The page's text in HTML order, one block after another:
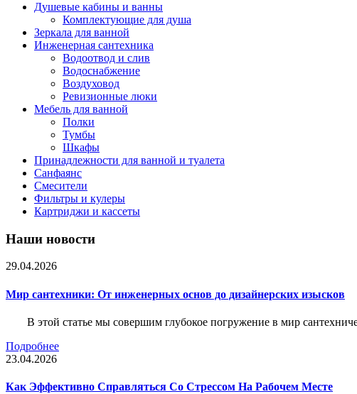
Душевые кабины и ванны
Комплектующие для душа
Зеркала для ванной
Инженерная сантехника
Водоотвод и слив
Водоснабжение
Воздуховод
Ревизионные люки
Мебель для ванной
Полки
Тумбы
Шкафы
Принадлежности для ванной и туалета
Санфаянс
Смесители
Фильтры и кулеры
Картриджи и кассеты
Наши новости
29.04.2026
Мир сантехники: От инженерных основ до дизайнерских изысков
В этой статье мы совершим глубокое погружение в мир
Подробнее
23.04.2026
Как Эффективно Справляться Со Стрессом На Рабочем Месте